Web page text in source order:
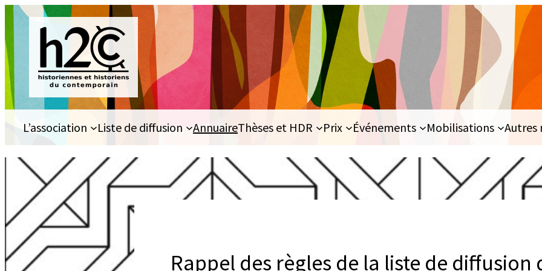
Aller
au
contenu
L’association Liste de diffusion AnnuaireThèses et HDR Prix Événements Mobilisations Autres
Rappel des règles de la liste de diffusion